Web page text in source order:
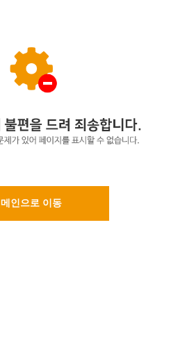
메인으로 이동